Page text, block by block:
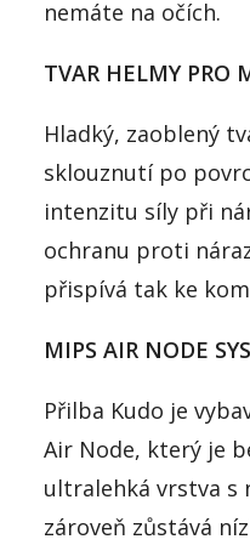
nemáte na očích.
TVAR HELMY PRO
Hladký, zaoblený
sklouznutí po
intenzitu síly při
ochranu proti
přispívá tak ke
MIPS AIR NODE
Přilba Kudo je
Air Node, který je
ultralehká vrstva s
zároveň zůstává